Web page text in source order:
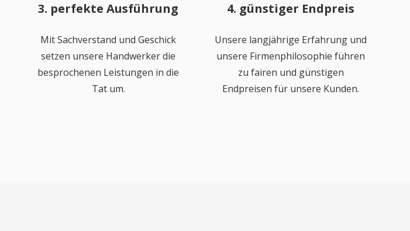
3. perfekte Ausführung
Mit Sachverstand und Geschick
setzen unsere Handwerker die
besprochenen Leistungen in die
Tat um.
4. günstiger Endpreis
Unsere langjährige Erfahrung und
unsere Firmenphilosophie führen
zu fairen und günstigen
Endpreisen für unsere Kunden.